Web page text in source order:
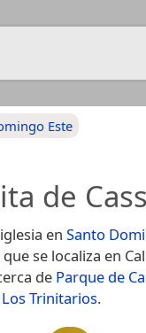
Este
de
en Santo
que se localiza en
de Parque de
Trinitarios.